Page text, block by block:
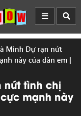
Minh Dự rạn nứt
này của đàn em |
nứt tình chị
mạnh này